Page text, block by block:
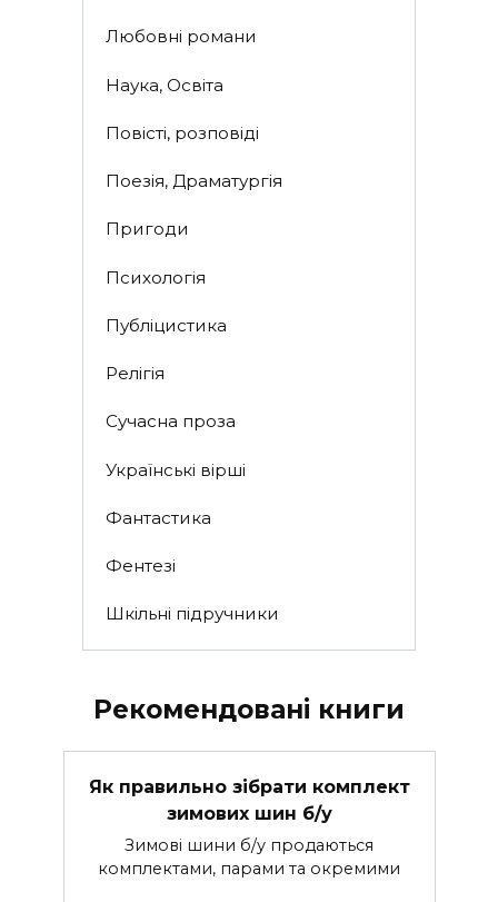
Любовні романи
Наука, Освіта
Повісті, розповіді
Поезія, Драматургія
Пригоди
Психологія
Публіцистика
Релігія
Сучасна проза
Українські вірші
Фантастика
Фентезі
Шкільні підручники
Рекомендовані книги
Як правильно зібрати комплект
зимових шин б/у
Зимові шини б/у продаються
комплектами, парами та окремими